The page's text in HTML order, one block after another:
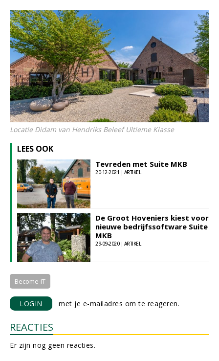
Locatie Didam van Hendriks Beleef Ultieme Klasse
LEES OOK
Tevreden met Suite MKB
20-12-2021 | ARTIKEL
De Groot Hoveniers kiest voor
nieuwe bedrijfssoftware Suite
MKB
29-09-2020 | ARTIKEL
Become-IT
LOGIN met je e-mailadres om te reageren.
REACTIES
Er zijn nog geen reacties.